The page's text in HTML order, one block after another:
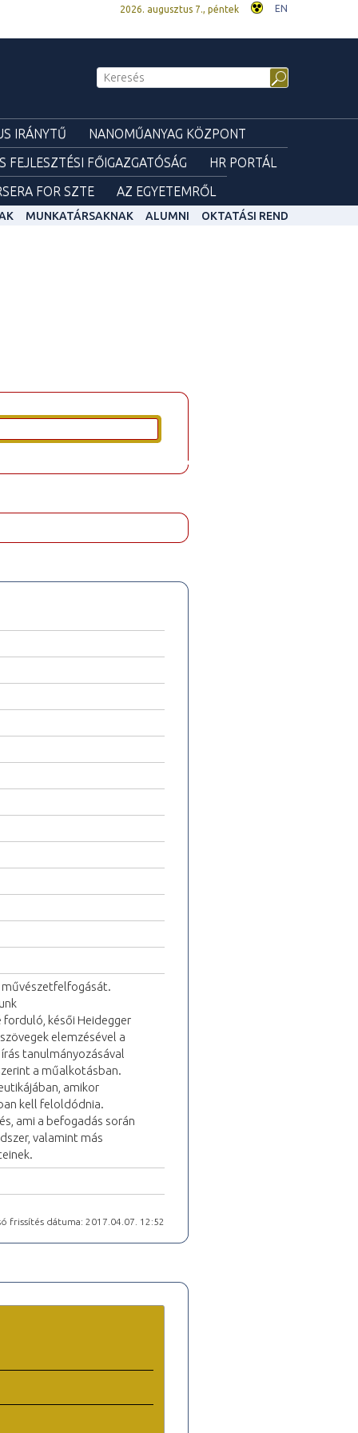
2026. augusztus 7., péntek EN
IRÁNYTŰ
NANOMŰANYAG KÖZPONT
FEJLESZTÉSI FŐIGAZGATÓSÁG
HR PORTÁL
FOR SZTE AZ EGYETEMRŐL
MUNKATÁRSAKNAK ALUMNI OKTATÁSI REND
művészetfelfogását.
késői Heidegger
elemzésével a
tanulmányozásával
a műalkotásban.
amikor
kell feloldódnia.
ami a befogadás során
valamint más
frissítés dátuma: 2017.04.07. 12:52